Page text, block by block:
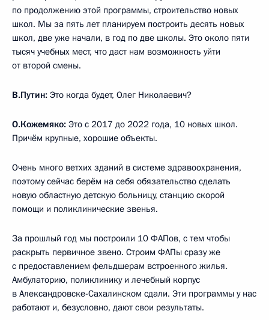
по продолжению этой программы, строительство новых
школ. Мы за пять лет планируем построить десять новых
школ, две уже начали, в год по две школы. Это около пяти
тысяч учебных мест, что даст нам возможность уйти
от второй смены.
В.Путин: Это когда будет, Олег Николаевич?
О.Кожемяко: Это с 2017 до 2022 года, 10 новых школ.
Причём крупные, хорошие объекты.
Очень много ветхих зданий в системе здравоохранения,
поэтому сейчас берём на себя обязательство сделать
новую областную детскую больницу, станцию скорой
помощи и поликлинические звенья.
За прошлый год мы построили 10 ФАПов, с тем чтобы
раскрыть первичное звено. Строим ФАПы сразу же
с предоставлением фельдшерам встроенного жилья.
Амбулаторию, поликлинику и лечебный корпус
в Александровске-Сахалинском сдали. Эти программы у нас
работают и, безусловно, дают свои результаты.